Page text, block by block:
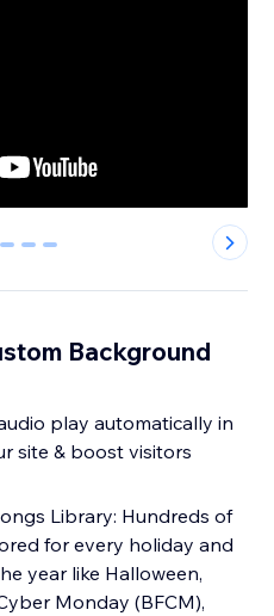
2 3 4
Background
play automatically in
site & boost visitors
Library: Hundreds of
for every holiday and
year like Halloween,
Monday (BFCM),